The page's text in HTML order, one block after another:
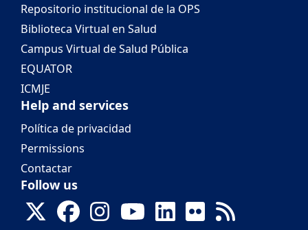
Repositorio institucional de la OPS
Biblioteca Virtual en Salud
Campus Virtual de Salud Pública
EQUATOR
ICMJE
Help and services
Política de privacidad
Permissions
Contactar
Follow us